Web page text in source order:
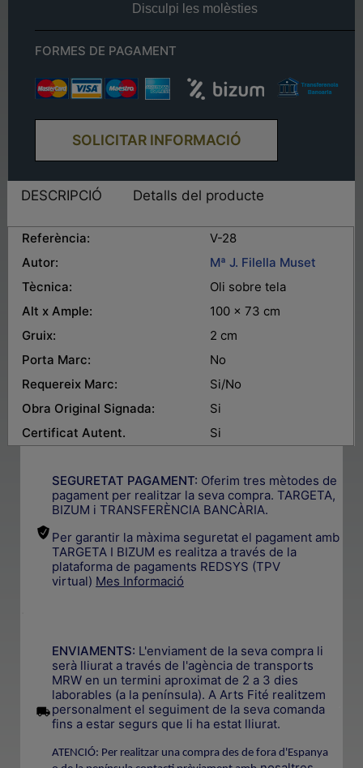
Disculpi les molèsties
FORMES DE PAGAMENT
SOLICITAR INFORMACIÓ
DESCRIPCIÓ Detalls del producte
Referència:
V-28
Autor:
Mª J. Filella Muset
Tècnica:
Oli sobre tela
Alt x Ample:
100 x 73 cm
Gruix:
2 cm
Porta Marc:
No
Requereix Marc:
Si/No
Obra Original Signada:
Si
Certificat Autent.
Si
SEGURETAT PAGAMENT: Oferim tres mètodes de
pagament per realitzar la seva compra. TARGETA,
BIZUM i TRANSFERÈNCIA BANCÀRIA.
Per garantir la màxima seguretat el pagament amb
TARGETA I BIZUM es realitza a través de la
plataforma de pagaments REDSYS (TPV
virtual) Mes Informació
ENVIAMENTS: L'enviament de la seva compra li
serà lliurat a través de l'agència de transports
MRW en un termini aproximat de 2 a 3 dies
laborables (a la península). A Arts Fité realitzem
personalment el seguiment de la seva comanda
fins a estar segurs que li ha estat lliurat.
ATENCIÓ: Per realitzar una compra des de fora d'Espanya